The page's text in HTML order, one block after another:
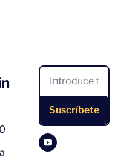
Suscríbete